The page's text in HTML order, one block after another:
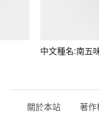
中文種名:南五
關於本站 著作